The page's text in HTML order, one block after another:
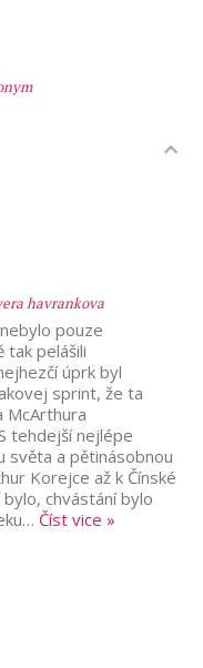
havrankova
pouze
tak pelášili
úprk byl
sprint, že ta
McArthura
tehdejší nejlépe
světa a pětinásobnou
Korejce až k Čínské
chvástání bylo
… Číst vice »